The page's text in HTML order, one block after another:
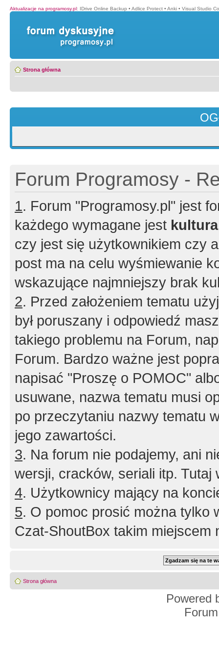
Aktualizacje na programosy.pl: IDrive Online Backup • Adlice Protect • Anki • Visual Studio
Strona główna
Forum Programosy -
1. Forum "Programosy.pl" jest
każdego wymagane jest
czy jest się użytkownikiem czy
post ma na celu wyśmiewanie
wskazujące najmniejszy brak
2. Przed założeniem tematu
był poruszany i odpowiedź
takiego problemu na Forum,
Forum. Bardzo ważne jest
napisać "Proszę o POMOC"
usuwane, nazwa tematu musi
po przeczytaniu nazwy tematu
jego zawartości.
3. Na forum nie podajemy, ani
wersji, cracków, seriali itp. Tutaj
4. Użytkownicy mający na
5. O pomoc prosić można tylko
Czat-ShoutBox takim miejscem
Strona główna
Powered